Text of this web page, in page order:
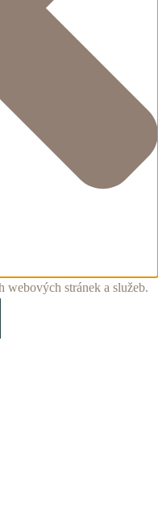
webových stránek a služeb.